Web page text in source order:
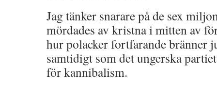
Jag tänker snarare på de sex
mördades av kristna i mitten av
hur polacker fortfarande bränner
samtidigt som det ungerska
för kannibalism.